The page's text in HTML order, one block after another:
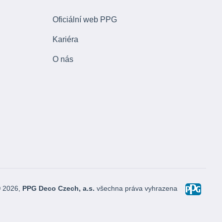
Oficiální web PPG
Kariéra
O nás
PPG Deco Czech, a.s. všechna práva vyhrazena